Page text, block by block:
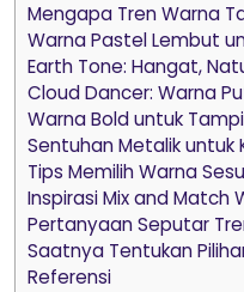
Mengapa Tren Warna
Warna Pastel Lembut
Earth Tone: Hangat,
Cloud Dancer: Warna
Warna Bold untuk
Sentuhan Metalik untuk
Tips Memilih Warna
Inspirasi Mix and Match
Pertanyaan Seputar
Saatnya Tentukan
Referensi